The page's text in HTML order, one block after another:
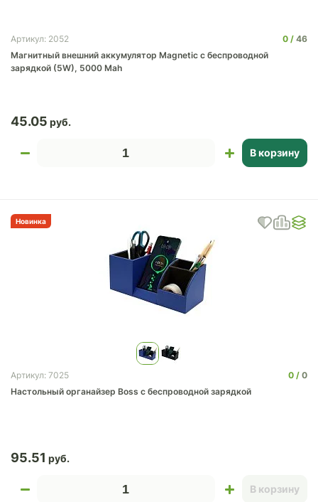
Артикул: 2052 0
46
Магнитный внешний аккумулятор Magnetic с беспроводной
зарядкой (5W), 5000 Mah
45.05
В корзину
Новинка
Артикул: 7025 0
0
Настольный органайзер Boss c беспроводной зарядкой
95.51
В корзину